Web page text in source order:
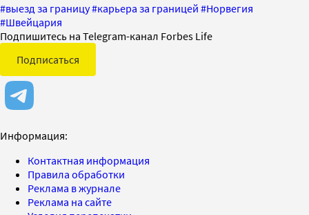
#выезд за границу#карьера за границей #Норвегия
#Швейцария
Подпишитесь на Telegram-канал Forbes Life
Подписаться
Информация:
Контактная информация
Правила обработки
Реклама в журнале
Реклама на сайте